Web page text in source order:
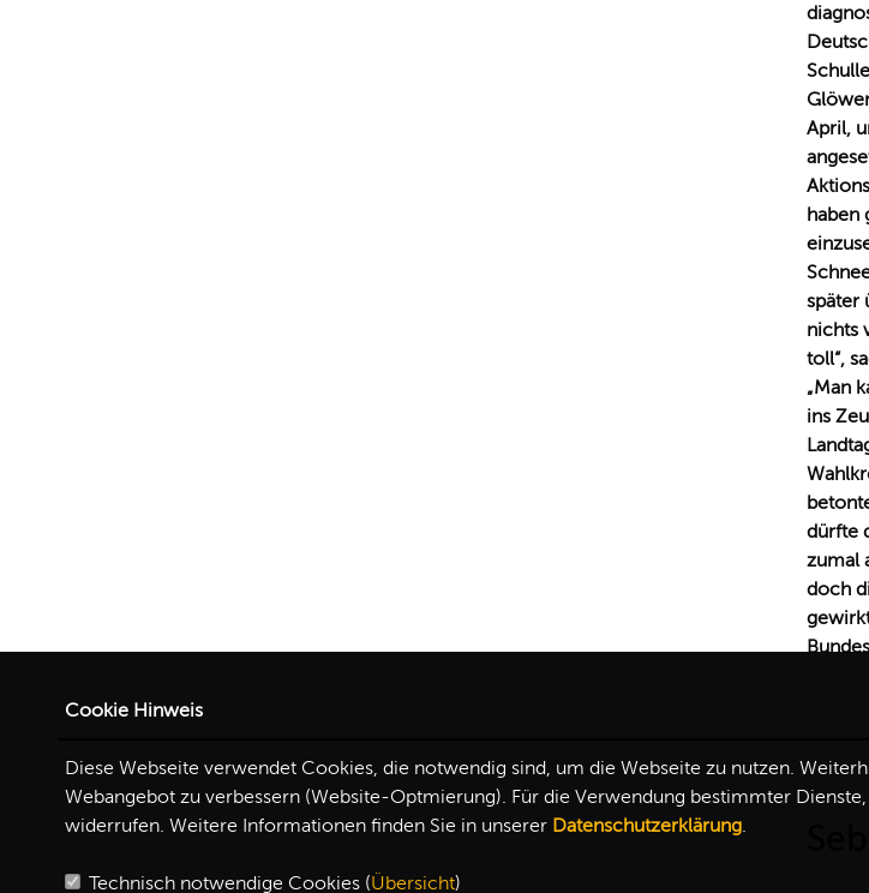
April,
haben
später
nichts
toll“,
Man
ins
dürfte
zumal
doch
Cookie Hinweis
Diese Webseite verwendet Cookies, die notwendig sind, um die Webseite zu nutzen.
Webangebot zu verbessern (Website-Optmierung). Für die Verwendung bestimmter
widerrufen. Weitere Informationen finden Sie in unserer Datenschutzerklärung.
Technisch notwendige Cookies (Übersicht)